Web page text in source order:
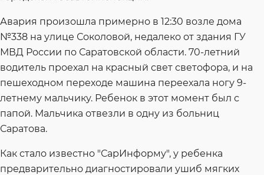
Авария произошла примерно в 12:30 возле дома
№338 на улице Соколовой, недалеко от здания ГУ
МВД России по Саратовской области. 70-летний
водитель проехал на красный свет светофора, и на
пешеходном переходе машина переехала ногу 9-
летнему мальчику. Ребенок в этот момент был с
папой. Мальчика отвезли в одну из больниц
Саратова.
Как стало известно "СарИнформу", у ребенка
предварительно диагностировали ушиб мягких